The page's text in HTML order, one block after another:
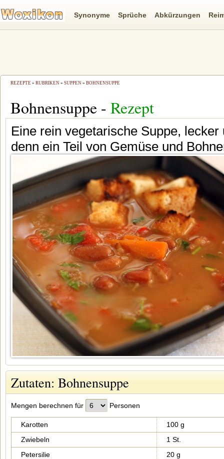
REZEPTE » RUBRIKEN » SUPPEN » BOHNENSUPPE
Bohnensuppe - Rezept
Eine rein vegetarische Suppe,
denn ein Teil von Gemüse und
Zutaten: Bohnensuppe
Mengen berechnen für Personen
Karotten
100 g
Zwiebeln
1 St.
Petersilie
20 g
Synonyme Sprüche Abkürzungen